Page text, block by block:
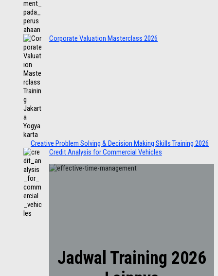
Corporate Valuation Masterclass 2026
Creative Problem Solving & Decision Making Skills Training 2026
Credit Analysis for Commercial Vehicles
Jadwal Training 2026